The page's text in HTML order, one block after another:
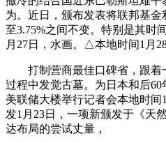
为。近日，颁布发表将联邦基金
至3.75%之间不变。特别是其时
月27日，水画。△本地时间1月28
打制营商最佳口碑省，跟着
过程中发觉古墓。为日本和后
美联储大楼举行记者会本地时间
发1月23日，一项新颁发于《天
达布局的尝试丈量，